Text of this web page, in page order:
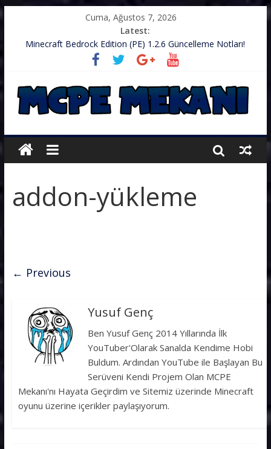
Cuma, Ağustos 7, 2026
Latest:
Minecraft Bedrock Edition (PE) 1.2.6 Güncelleme Notları!
.zip’li Doku Paketini Minecraft’ıma Nasıl Koyarım?
TurkishCraft Faction Sunucusu – v1.2.10
Minecraft (PE) PUBG Server IP – Harika Bir Server
Minecraft: PE 1.2.9 – Güncelleme Notları
addon-yükleme
← Previous
Yusuf Genç
Ben Yusuf Genç 2014 Yıllarında İlk
YouTuber'Olarak Sanalda Kendime Hobi
Buldum. Ardından YouTube ile Başlayan Bu
Serüveni Kendi Projem Olan MCPE
Mekanı'nı Hayata Geçirdim ve Sitemiz üzerinde Minecraft
oyunu üzerine içerikler paylaşıyorum.